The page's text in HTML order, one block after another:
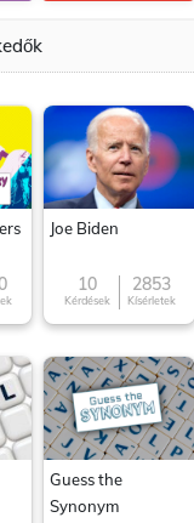
Joe Biden
10
Kérdések
2853
Kísérletek
Guess the
Synonym